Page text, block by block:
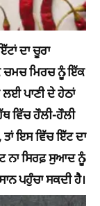
ਦਾ ਚੂਰਾ
ਚਮਚ ਮਿਰਚ ਨੂੰ ਇੱਕ
ਪਾਣੀ ਦੇ ਹੇਠਾਂ
ਵਿੱਚ ਹੌਲੀ-ਹੌਲੀ
ਇਸ ਵਿੱਚ ਇੱਟ ਦਾ
ਨਾ ਸਿਰਫ਼ ਸੁਆਦ ਨੂੰ
ਪਹੁੰਚਾ ਸਕਦੀ ਹੈ।